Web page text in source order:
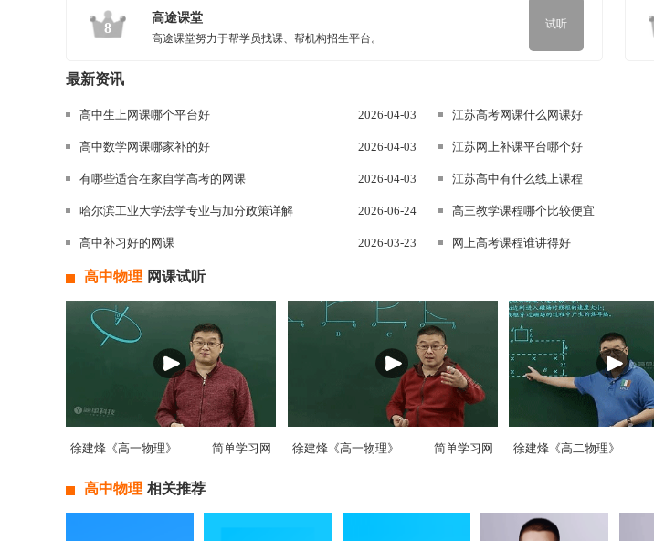
8
高途课堂
高途课堂努力于帮学员找课、帮机构招生平台。
试听
最新资讯
高中生上网课哪个平台好 2026-04-03 江苏高考网课什么网课好
高中数学网课哪家补的好 2026-04-03 江苏网上补课平台哪个好
有哪些适合在家自学高考的网课 2026-04-03 江苏高中有什么线上课程
哈尔滨工业大学法学专业与加分政策详解 2026-06-24 高三教学课程哪个比较便宜
高中补习好的网课 2026-03-23 网上高考课程谁讲得好
高中物理 网课试听
徐建烽《高一物理》 简单学习网 徐建烽《高一物理》 简单学习网 徐建烽《高二物理》
高中物理 相关推荐